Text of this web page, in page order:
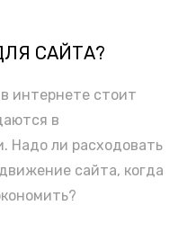
САЙТА?
интернете стоит
в
Надо ли расходовать
сайта, когда